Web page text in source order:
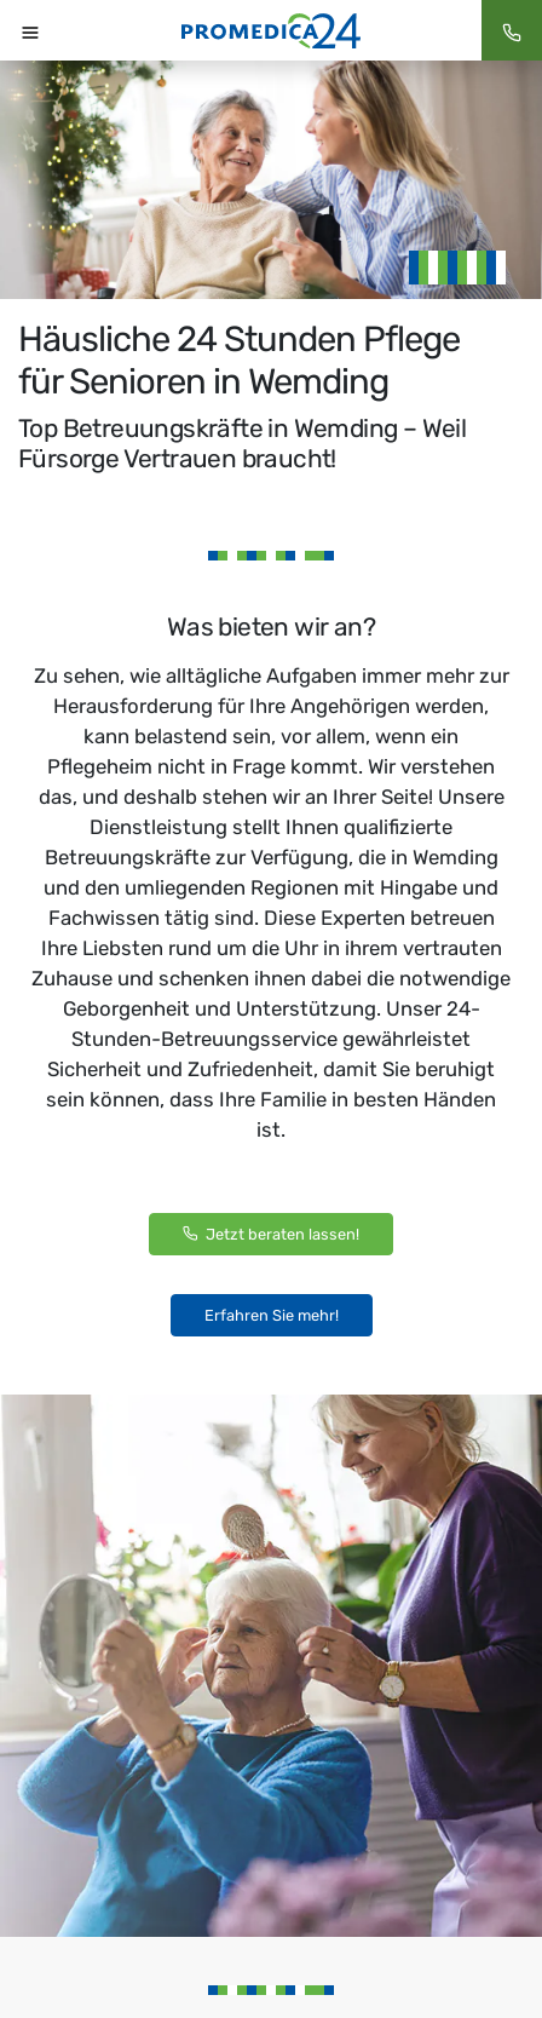
Häusliche 24 Stunden Pflege
für Senioren in Wemding
Top Betreuungskräfte in Wemding – Weil
Fürsorge Vertrauen braucht!
Was bieten wir an?
Zu sehen, wie alltägliche Aufgaben immer mehr zur
Herausforderung für Ihre Angehörigen werden,
kann belastend sein, vor allem, wenn ein
Pflegeheim nicht in Frage kommt. Wir verstehen
das, und deshalb stehen wir an Ihrer Seite! Unsere
Dienstleistung stellt Ihnen qualifizierte
Betreuungskräfte zur Verfügung, die in Wemding
und den umliegenden Regionen mit Hingabe und
Fachwissen tätig sind. Diese Experten betreuen
Ihre Liebsten rund um die Uhr in ihrem vertrauten
Zuhause und schenken ihnen dabei die notwendige
Geborgenheit und Unterstützung. Unser 24-
Stunden-Betreuungsservice gewährleistet
Sicherheit und Zufriedenheit, damit Sie beruhigt
sein können, dass Ihre Familie in besten Händen
ist.
Jetzt beraten lassen!
Erfahren Sie mehr!